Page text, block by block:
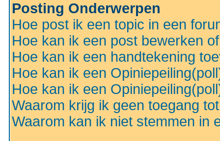
Posting Onderwerpen
Hoe post ik een topic in een
Hoe kan ik een post bewerken
Hoe kan ik een handtekening
Hoe kan ik een
Hoe kan ik een
Waarom krijg ik geen toegang
Waarom kan ik niet stemmen in